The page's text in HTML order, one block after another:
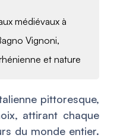
médiévaux à
Vignoni,
et nature
pittoresque,
attirant chaque
du monde entier.